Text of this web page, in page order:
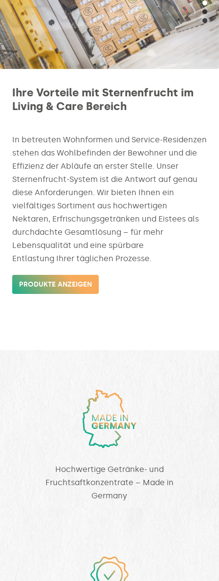
Ihre Vorteile mit Sternenfrucht im
Living & Care Bereich
In betreuten Wohnformen und Service-Residenzen
stehen das Wohlbefinden der Bewohner und die
Effizienz der Abläufe an erster Stelle. Unser
Sternenfrucht-System ist die Antwort auf genau
diese Anforderungen. Wir bieten Ihnen ein
vielfältiges Sortiment aus hochwertigen
Nektaren, Erfrischungsgetränken und Eistees als
durchdachte Gesamtlösung – für mehr
Lebensqualität und eine spürbare
Entlastung Ihrer täglichen Prozesse.
PRODUKTE ANZEIGEN
Hochwertige Getränke- und
Fruchtsaftkonzentrate – Made in
Germany